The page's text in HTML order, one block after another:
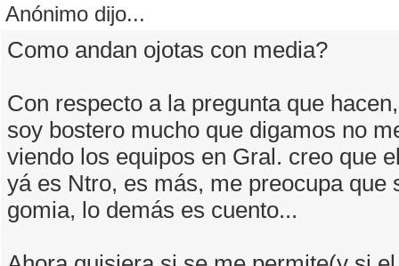
Anónimo dijo...
Como andan ojotas con media?
Con respecto a la pregunta que
soy bostero mucho que digamos no
viendo los equipos en Gral. creo que
yá es Ntro, es más, me preocupa que
gomia, lo demás es cuento...